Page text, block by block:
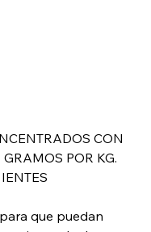
CON
POR KG.
que puedan